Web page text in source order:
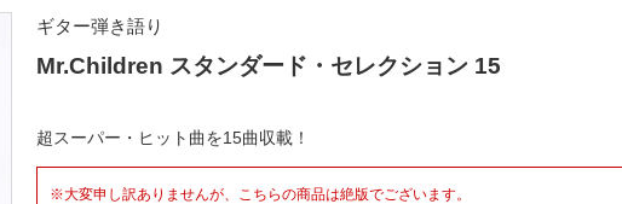
ギター弾き語り
Mr.Children スタンダード・セレクション 15
超スーパー・ヒット曲を15曲収載！
※大変申し訳ありませんが、こちらの商品は絶版でございます。